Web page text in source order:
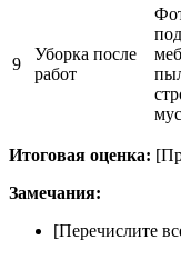
9
Уборка после
работ
Итоговая оценка:
Замечания:
[Перечислите